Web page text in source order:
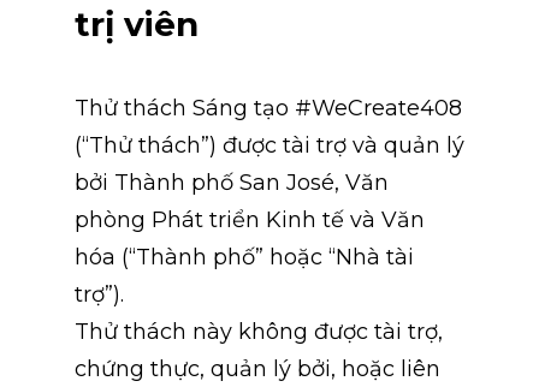
trị viên
Thử thách Sáng tạo #WeCreate408
(“Thử thách”) được tài trợ và quản lý
bởi Thành phố San José, Văn
phòng Phát triển Kinh tế và Văn
hóa (“Thành phố” hoặc “Nhà tài
trợ”).
Thử thách này không được tài trợ,
chứng thực, quản lý bởi, hoặc liên